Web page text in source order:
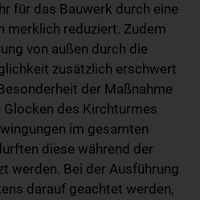
für das Bauwerk durch eine
merklich reduziert. Zudem
von außen durch die
zusätzlich erschwert
der Maßnahme
des Kirchturmes
im gesamten
diese während der
werden. Bei der Ausführung
darauf geachtet werden,